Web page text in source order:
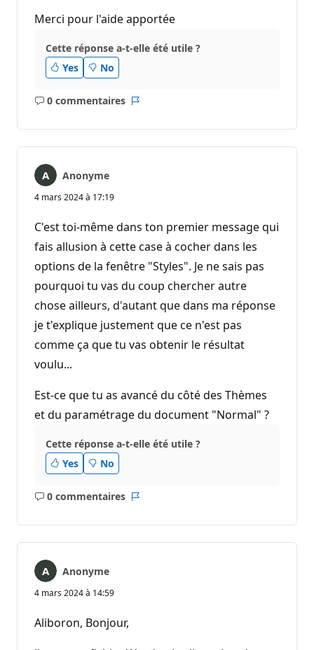
Merci pour l'aide apportée
Cette réponse a-t-elle été utile ?
Yes
No
0 commentaires
Aucun
Anonyme
4 mars 2024 à 17:19
C'est toi-même dans ton premier message qui
fais allusion à cette case à cocher dans les
options de la fenêtre "Styles". Je ne sais pas
pourquoi tu vas du coup chercher autre
chose ailleurs, d'autant que dans ma réponse
je t'explique justement que ce n'est pas
comme ça que tu vas obtenir le résultat
voulu...
Est-ce que tu as avancé du côté des Thèmes
et du paramétrage du document "Normal" ?
Cette réponse a-t-elle été utile ?
Yes
No
0 commentaires
Aucun
Anonyme
4 mars 2024 à 14:59
Aliboron, Bonjour,